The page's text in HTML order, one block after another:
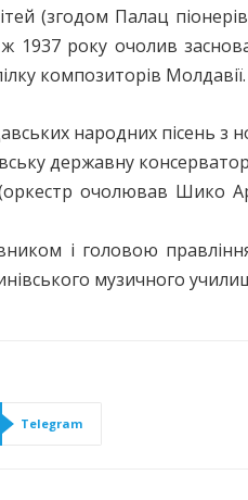
(згодом Палац
року очолив
композиторів Молдавії.
народних пісень з
державну
очолював Шико
і головою
музичного
Telegram